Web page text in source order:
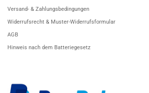
Versand- & Zahlungsbedingungen
Widerrufsrecht & Muster-Widerrufsformular
AGB
Hinweis nach dem Batteriegesetz